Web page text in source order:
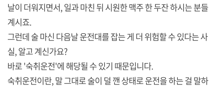
날이 더워지면서, 일과 마친 뒤 시원한 맥주 한 두잔 하시는 분들
계시죠.
그런데 술 마신 다음날 운전대를 잡는 게 더 위험할 수 있다는 사
실, 알고 계신가요?
바로 '숙취운전'에 해당될 수 있기 때문입니다.
숙취운전이란, 말 그대로 술이 덜 깬 상태로 운전을 하는 걸 말하